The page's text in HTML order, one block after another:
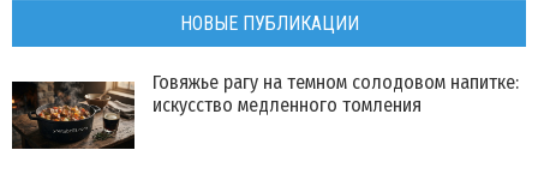
НОВЫЕ ПУБЛИКАЦИИ
Говяжье рагу на темном солодовом напитке:
искусство медленного томления